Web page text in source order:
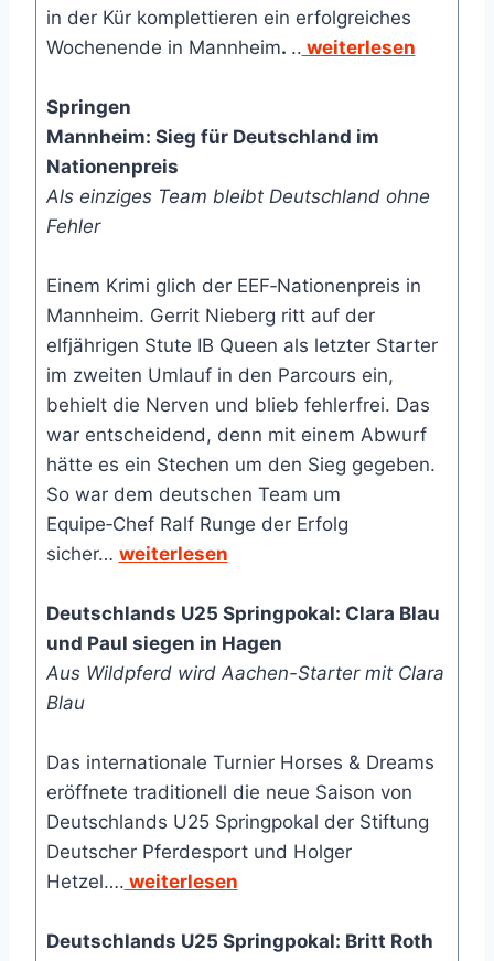
in der Kür komplettieren ein erfolgreiches
Wochenende in Mannheim. .. weiterlesen
Springen
Mannheim: Sieg für Deutschland im
Nationenpreis
Als einziges Team bleibt Deutschland ohne
Fehler
Einem Krimi glich der EEF‑Nationenpreis in
Mannheim. Gerrit Nieberg ritt auf der
elfjährigen Stute IB Queen als letzter Starter
im zweiten Umlauf in den Parcours ein,
behielt die Nerven und blieb fehlerfrei. Das
war entscheidend, denn mit einem Abwurf
hätte es ein Stechen um den Sieg gegeben.
So war dem deutschen Team um
Equipe‑Chef Ralf Runge der Erfolg
sicher… weiterlesen
Deutschlands U25 Springpokal: Clara Blau
und Paul siegen in Hagen
Aus Wildpferd wird Aachen-Starter mit Clara
Blau
Das internationale Turnier Horses & Dreams
eröffnete traditionell die neue Saison von
Deutschlands U25 Springpokal der Stiftung
Deutscher Pferdesport und Holger
Hetzel…. weiterlesen
Deutschlands U25 Springpokal: Britt Roth